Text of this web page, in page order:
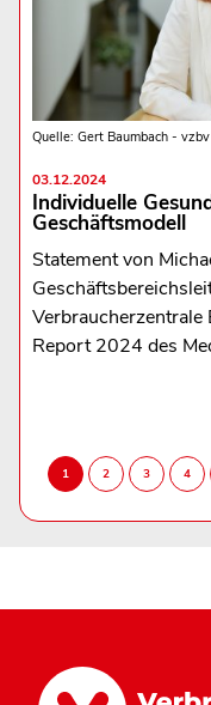
Quelle: Gert Baumbach - vzbv
03.12.2024
Individuelle
Geschäftsmodell
Statement von
Verbraucherzentrale
Report 2024 des